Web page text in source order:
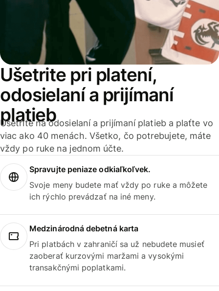
Ušetrite pri platení,
odosielaní a prijímaní
platieb
Ušetrite na odosielaní a prijímaní platieb a plaťte vo
viac ako 40 menách. Všetko, čo potrebujete, máte
vždy po ruke na jednom účte.
Spravujte peniaze odkiaľkoľvek.
Svoje meny budete mať vždy po ruke a môžete
ich rýchlo prevádzať na iné meny.
Medzinárodná debetná karta
Pri platbách v zahraničí sa už nebudete musieť
zaoberať kurzovými maržami a vysokými
transakčnými poplatkami.